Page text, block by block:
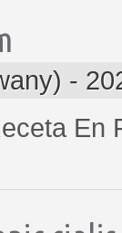
-
En